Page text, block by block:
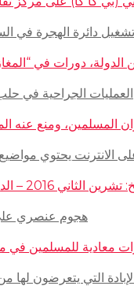
الهجرة في السويد للاجئين
دورات في “المغازلة”
العمليات الجراحية في حلب تتم في
ومنع عنه الملابس
مواضيع وأبحاث عن
لوكسمبورغ، المجر، سلوفينيا
هجوم عنصري على مسجد
للمسلمين في مدينة بوردو
لها من قبل سلطة